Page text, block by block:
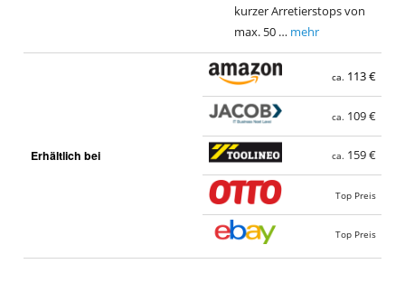
kurzer Arretierstops von
max. 50 … mehr
Erhältlich bei
ca. 113 €
ca. 109 €
ca. 159 €
Top Preis
Top Preis